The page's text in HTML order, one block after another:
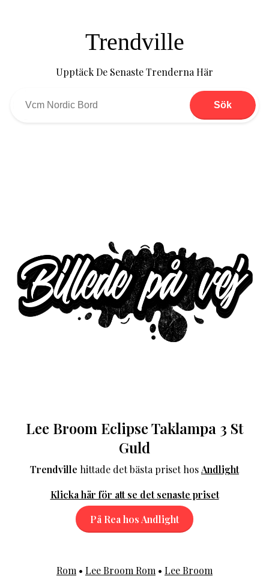
Trendville
Upptäck De Senaste Trenderna Här
Sök
Lee Broom Eclipse Taklampa 3 St
Guld
Trendville hittade det bästa priset hosAndlight
Klicka här för att se det senaste priset
På Rea hos Andlight
Rom • Lee Broom Rom • Lee Broom